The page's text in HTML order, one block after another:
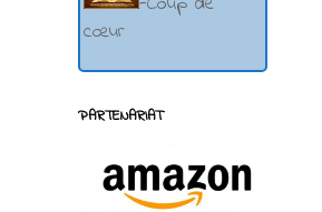
cœur
PARTENARIAT